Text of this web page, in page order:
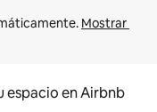
Mostrar
espacio en Airbnb